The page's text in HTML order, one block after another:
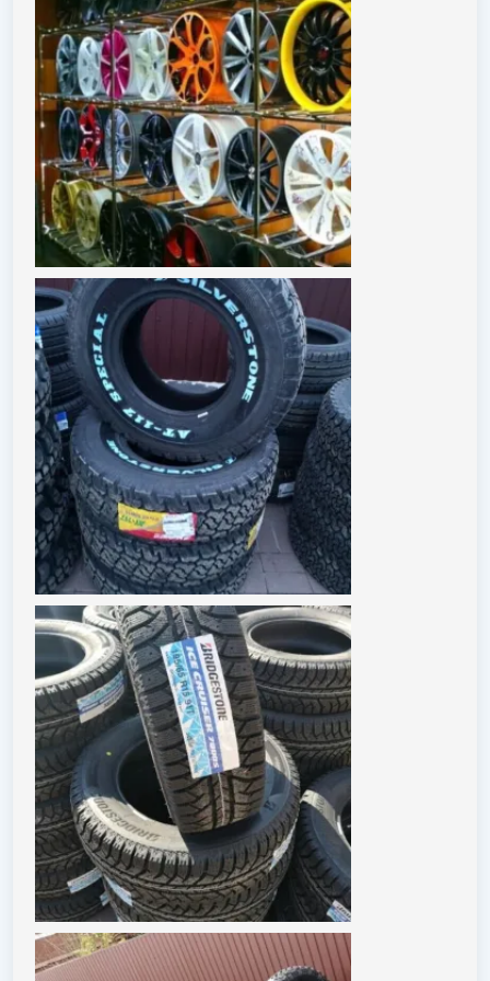
масла, а также необходимые жидкости почти под
каждый вид авто. Кроме того, налицо всегда есть
большое количество дисков, разного цвета, дизайна и
модели. Компания работает на свою репутацию,
поэтому имеет постоянных клиентов и всегда рада
принять каждого нового посетителя. Опытные
специалисты помогут быстро и устранить проблему.
"TIREMAN" – это место для точной диагностики,
надежного сервиса и скорой помощи.
Адрес:
г. Киверцы, ул. Ватутина, 8
График работы:
Пн – Сб: 9:00 – 19:00, Вс – выходной